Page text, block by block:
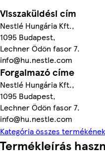
Visszaküldési cím
Nestlé Hungária Kft.,
1095 Budapest,
Lechner Ödön fasor 7.
info@hu.nestle.com
Forgalmazó címe
Nestlé Hungária Kft.,
1095 Budapest,
Lechner Ödön fasor 7.
info@hu.nestle.com
Kategória összes
Termékleírás